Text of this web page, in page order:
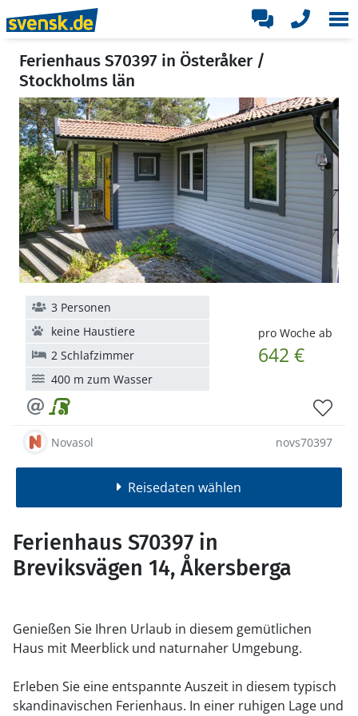
Ferienhaus S70397 in Österåker /
Stockholms län
pro Woche ab
642 €
3 Personen
keine Haustiere
2 Schlafzimmer
400 m zum Wasser
Novasol novs70397
Reisedaten wählen
Ferienhaus S70397 in
Breviksvägen 14, Åkersberga
Genießen Sie Ihren Urlaub in diesem gemütlichen
Haus mit Meerblick und naturnaher Umgebung.
Erleben Sie eine entspannte Auszeit in diesem typisch
skandinavischen Ferienhaus. In einer ruhigen Lage und